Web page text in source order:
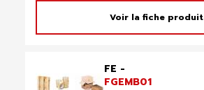
Voir la fiche produit
FE -
FGEMB01